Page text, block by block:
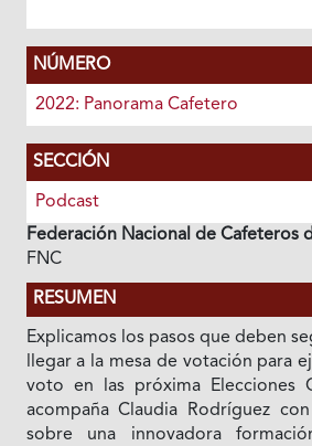
NÚMERO
2022: Panorama Cafetero
SECCIÓN
Podcast
Federación Nacional de Cafeteros
FNC
RESUMEN
Explicamos los pasos que deben
llegar a la mesa de votación para
voto en las próxima Elecciones
acompaña Claudia Rodríguez
sobre una innovadora